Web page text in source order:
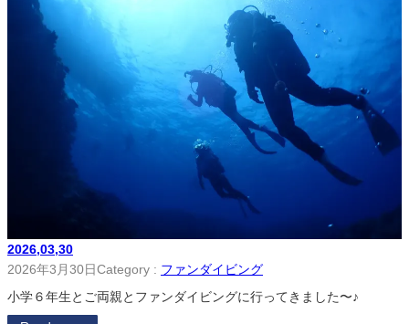
2026,03,30
2026年3月30日Category : ファンダイビング
小学６年生とご両親とファンダイビングに行ってきました〜♪